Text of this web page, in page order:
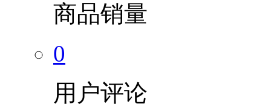
商品销量
0
用户评论